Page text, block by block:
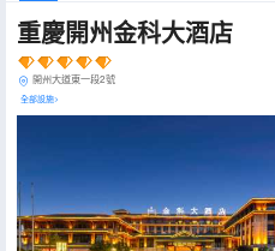
重慶開州金科大酒店
開州大道東一段2號
全部設施>